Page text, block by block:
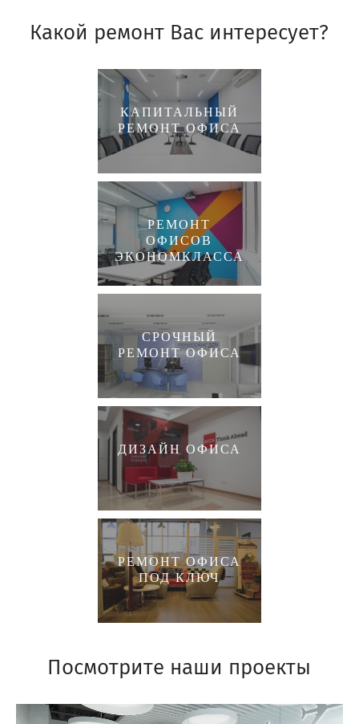
Какой ремонт Вас интересует?
КАПИТАЛЬНЫЙ
РЕМОНТ ОФИСА
РЕМОНТ
ОФИСОВ
ЭКОНОМКЛАССА
СРОЧНЫЙ
РЕМОНТ ОФИСА
ДИЗАЙН ОФИСА
РЕМОНТ ОФИСА
ПОД КЛЮЧ
Посмотрите наши проекты